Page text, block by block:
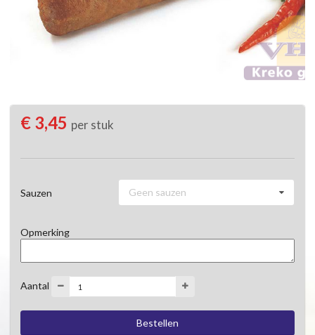
€ 3,45 per stuk
Sauzen Geen sauzen
Opmerking
Aantal